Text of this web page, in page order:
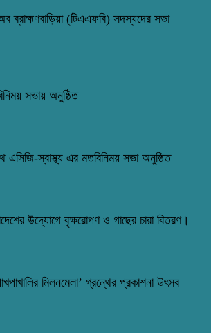
ব্রাহ্মণবাড়িয়া (টিএএফবি) সদস্যদের সভা
সভায় অনুষ্ঠিত
এসিজি-স্বাস্থ্য এর মতবিনিময় সভা অনুষ্ঠিত
উদ্যোগে বৃক্ষরোপণ ও গাছের চারা বিতরণ।
মিলনমেলা’ গ্রন্থের প্রকাশনা উৎসব